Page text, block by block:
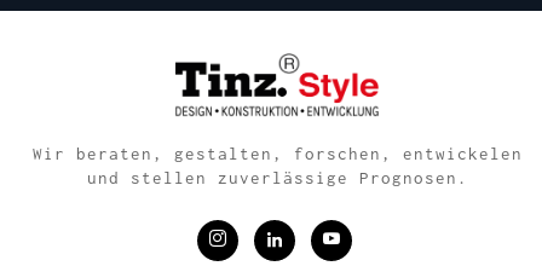
Wir beraten, gestalten, forschen, entwickelen
und stellen zuverlässige Prognosen.